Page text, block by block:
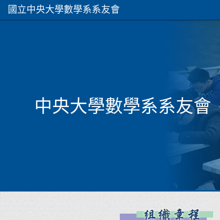
國立中央大學數學系系友會
中央大學數學系系友會